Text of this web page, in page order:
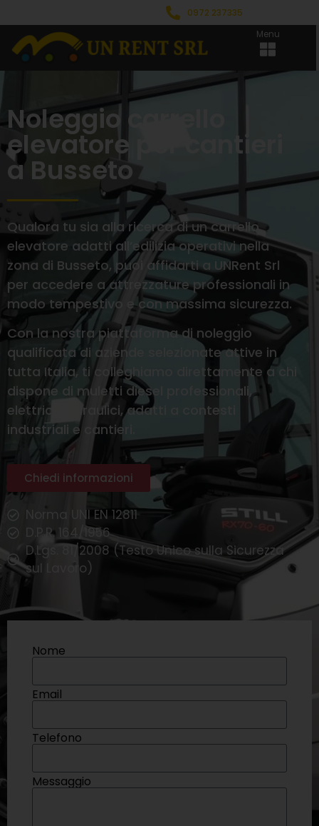
0972 237335
Menu
Noleggio carrello
elevatore per cantieri
a Busseto
Qualora tu sia alla ricerca di un carrello
elevatore adatti all’edilizia operativi nella
zona di Busseto, puoi affidarti a UNRent Srl
per accedere a attrezzature professionali in
modo tempestivo e con massima sicurezza.
Con la nostra piattaforma di noleggio
qualificata di aziende selezionate attive in
tutta Italia, ti colleghiamo direttamente a chi
dispone di muletti diesel professionali,
elettrici o idraulici, adatti a contesti
industriali e cantieri.
Chiedi informazioni
Norma UNI EN 12811
D.P.R. 164/1956
D.Lgs. 81/2008 (Testo Unico sulla Sicurezza
sul Lavoro)
Nome
Email
Telefono
Messaggio